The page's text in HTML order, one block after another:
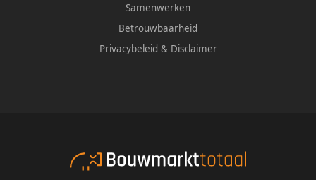
Samenwerken
Betrouwbaarheid
Privacybeleid & Disclaimer